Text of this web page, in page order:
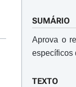
SUMÁRIO
Aprova o
específicos
TEXTO